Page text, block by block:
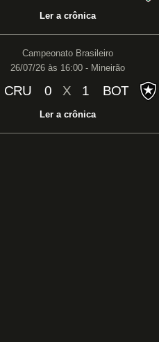
Ler a crônica
Campeonato Brasileiro
26/07/26 às 16:00 - Mineirão
CRU 0 X 1 BOT
Ler a crônica